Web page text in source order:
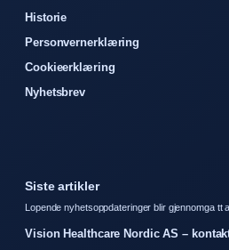
Historie
Personvernerklæring
Cookieerklæring
Nyhetsbrev
Siste artikler
Lopende nyhetsoppdateringer blir gjennomga tt
Vision Healthcare Nordic AS –